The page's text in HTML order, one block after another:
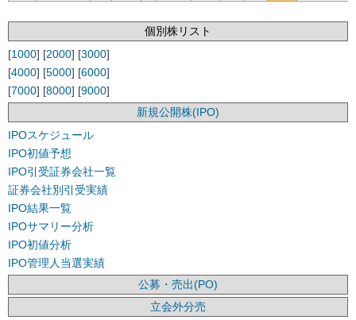
個別株リスト
[1000] [2000] [3000]
[4000] [5000] [6000]
[7000] [8000] [9000]
新規公開株(IPO)
IPOスケジュール
IPO初値予想
IPO引受証券会社一覧
証券会社別引受実績
IPO結果一覧
IPOサマリー分析
IPO初値分析
IPO管理人当選実績
公募・売出(PO)
立会外分売